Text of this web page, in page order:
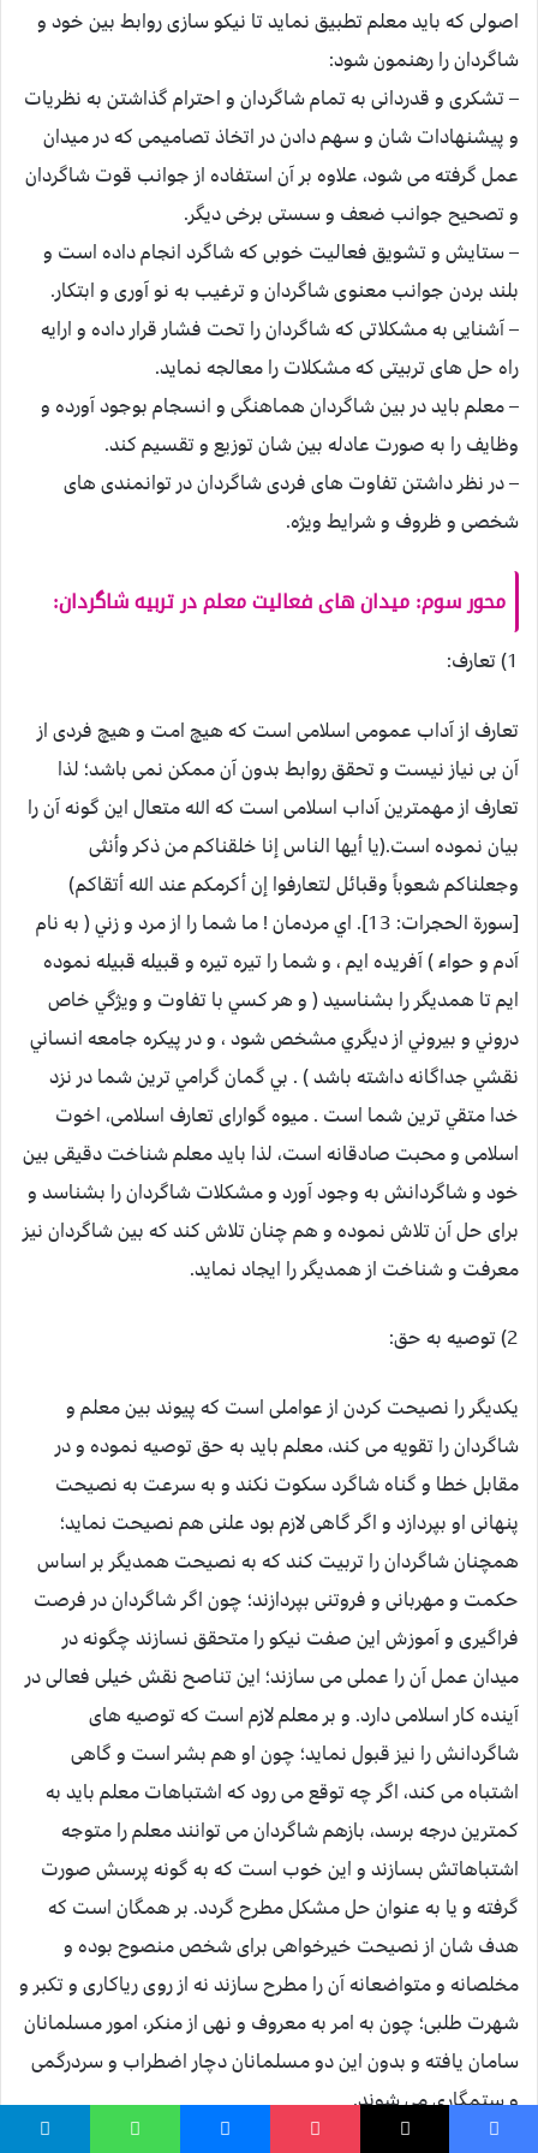
اصولی که باید معلم تطبیق نماید تا نیکو سازی روابط بین خود و
شاگردان را رهنمون شود:
– تشکری و قدردانی به تمام شاگردان و احترام گذاشتن به نظریات
و پیشنهادات شان و سهم دادن در اتخاذ تصامیمی که در میدان
عمل گرفته می شود، علاوه بر آن استفاده از جوانب قوت شاگردان
و تصحیح جوانب ضعف و سستی برخی دیگر.
– ستایش و تشویق فعالیت خوبی که شاگرد انجام داده است و
بلند بردن جوانب معنوی شاگردان و ترغیب به نو آوری و ابتکار.
– آشنایی به مشکلاتی که شاگردان را تحت فشار قرار داده و ارایه
راه حل های تربیتی که مشکلات را معالجه نماید.
– معلم باید در بین شاگردان هماهنگی و انسجام بوجود آورده و
وظایف را به صورت عادله بین شان توزیع و تقسیم کند.
– در نظر داشتن تفاوت های فردی شاگردان در توانمندی های
شخصی و ظروف و شرایط ویژه.
محور سوم: میدان های فعالیت معلم در تربیه شاگردان:
1) تعارف:
تعارف از آداب عمومی اسلامی است که هیچ امت و هیچ فردی از
آن بی نیاز نیست و تحقق روابط بدون آن ممکن نمی باشد؛ لذا
تعارف از مهمترین آداب اسلامی است که الله متعال این گونه آن را
بیان نموده است.(يا أيها الناس إنا خلقناكم من ذكر وأنثى
وجعلناكم شعوباً وقبائل لتعارفوا إن أكرمكم عند الله أتقاكم)
[سورة الحجرات: 13]. اي مردمان ! ما شما را از مرد و زني ( به نام
آدم و حواء ) آفريده ايم ، و شما را تيره تيره و قبيله قبيله نموده
ايم تا همديگر را بشناسيد ( و هر كسي با تفاوت و ويژگي خاص
دروني و بيروني از ديگري مشخص شود ، و در پيكره جامعه انساني
نقشي جداگانه داشته باشد ) . بي گمان گرامي ترين شما در نزد
خدا متقي ترين شما است . میوه گوارای تعارف اسلامی، اخوت
اسلامی و محبت صادقانه است، لذا باید معلم شناخت دقیقی بین
خود و شاگردانش به وجود آورد و مشکلات شاگردان را بشناسد و
برای حل آن تلاش نموده و هم چنان تلاش کند که بین شاگردان نیز
معرفت و شناخت از همدیگر را ایجاد نماید.
2) توصیه به حق:
یکدیگر را نصیحت کردن از عواملی است که پیوند بین معلم و
شاگردان را تقویه می کند، معلم باید به حق توصیه نموده و در
مقابل خطا و گناه شاگرد سکوت نکند و به سرعت به نصیحت
پنهانی او بپردازد و اگر گاهی لازم بود علنی هم نصیحت نماید؛
همچنان شاگردان را تربیت کند که به نصیحت همدیگر بر اساس
حکمت و مهربانی و فروتنی بپردازند؛ چون اگر شاگردان در فرصت
فراگیری و آموزش این صفت نیکو را متحقق نسازند چگونه در
میدان عمل آن را عملی می سازند؛ این تناصح نقش خیلی فعالی در
آینده کار اسلامی دارد. و بر معلم لازم است که توصیه های
شاگردانش را نیز قبول نماید؛ چون او هم بشر است و گاهی
اشتباه می کند، اگر چه توقع می رود که اشتباهات معلم باید به
کمترین درجه برسد، بازهم شاگردان می توانند معلم را متوجه
اشتباهاتش بسازند و این خوب است که به گونه پرسش صورت
گرفته و یا به عنوان حل مشکل مطرح گردد. بر همگان است که
هدف شان از نصیحت خیرخواهی برای شخص منصوح بوده و
مخلصانه و متواضعانه آن را مطرح سازند نه از روی ریاکاری و تکبر و
شهرت طلبی؛ چون به امر به معروف و نهی از منکر، امور مسلمانان
سامان یافته و بدون این دو مسلمانان دچار اضطراب و سردرگمی
و ستمگاری می شوند.